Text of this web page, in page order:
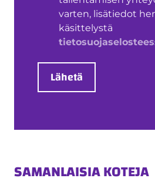
*
varten, lisätiedot
käsittelystä
Lähetä
SAMANLAISIA KOTEJA